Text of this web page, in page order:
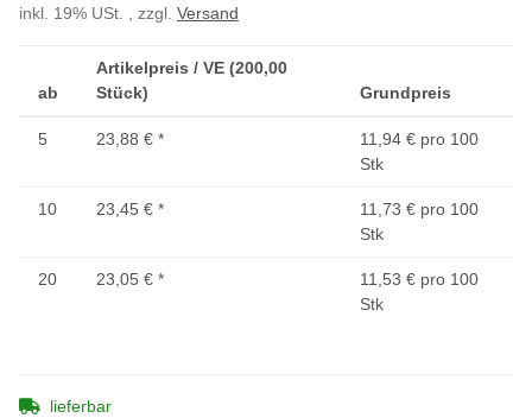
inkl. 19% USt. , zzgl. Versand
ab
Artikelpreis / VE (200,00
Stück)
Grundpreis
5 23,88 € *
11,94 € pro 100
Stk
10 23,45 € *
11,73 € pro 100
Stk
20 23,05 € *
11,53 € pro 100
Stk
lieferbar